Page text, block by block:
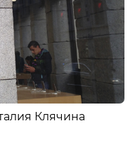
Клячина